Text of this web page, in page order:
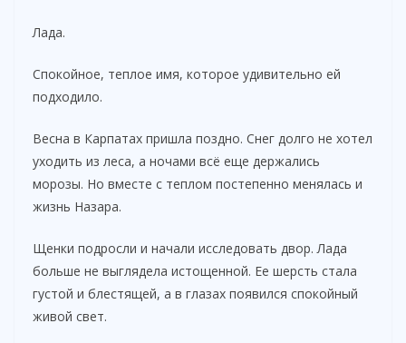
Лада.
Спокойное, теплое имя, которое удивительно ей
подходило.
Весна в Карпатах пришла поздно. Снег долго не хотел
уходить из леса, а ночами всё еще держались
морозы. Но вместе с теплом постепенно менялась и
жизнь Назара.
Щенки подросли и начали исследовать двор. Лада
больше не выглядела истощенной. Ее шерсть стала
густой и блестящей, а в глазах появился спокойный
живой свет.